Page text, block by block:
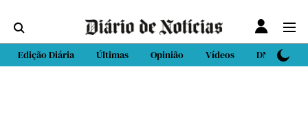
Edição Diária Últimas Opinião Vídeos DN Sport